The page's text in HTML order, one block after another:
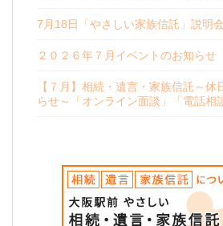
7月18日「やさしい家族信託」説明
２０２６年７月イベントのお知らせ
【７月】相続・遺言・家族信託～休
らせ～「オンライン面談」「電話相